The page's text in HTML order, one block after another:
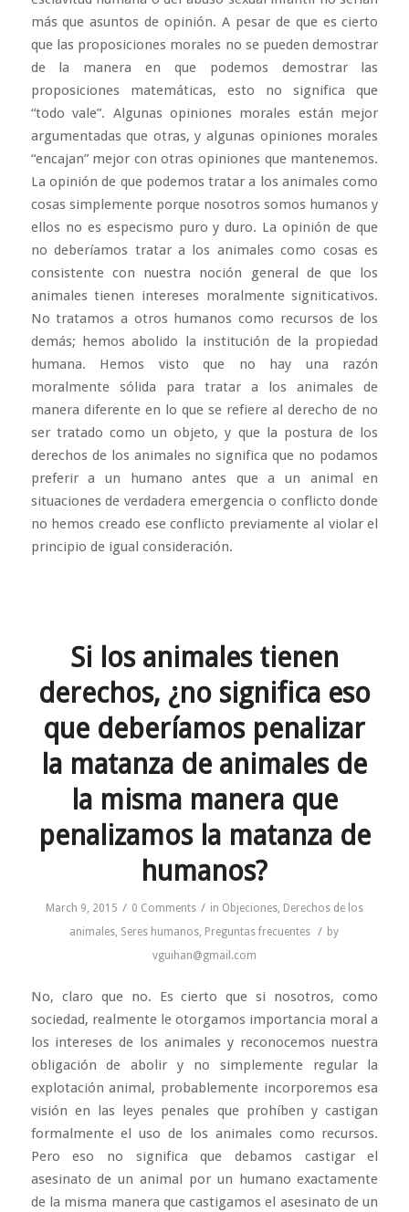
más que asuntos de opinión. A pesar de que es cierto
que las proposiciones morales no se pueden demostrar
de la manera en que podemos demostrar las
proposiciones matemáticas, esto no significa que
“todo vale”. Algunas opiniones morales están mejor
argumentadas que otras, y algunas opiniones morales
“encajan” mejor con otras opiniones que mantenemos.
La opinión de que podemos tratar a los animales como
cosas simplemente porque nosotros somos humanos y
ellos no es especismo puro y duro. La opinión de que
no deberíamos tratar a los animales como cosas es
consistente con nuestra noción general de que los
animales tienen intereses moralmente signiticativos.
No tratamos a otros humanos como recursos de los
demás; hemos abolido la institución de la propiedad
humana. Hemos visto que no hay una razón
moralmente sólida para tratar a los animales de
manera diferente en lo que se refiere al derecho de no
ser tratado como un objeto, y que la postura de los
derechos de los animales no significa que no podamos
preferir a un humano antes que a un animal en
situaciones de verdadera emergencia o conflicto donde
no hemos creado ese conflicto previamente al violar el
principio de igual consideración.
Si los animales tienen
derechos, ¿no significa eso
que deberíamos penalizar
la matanza de animales de
la misma manera que
penalizamos la matanza de
humanos?
March 9, 2015 / 0 Comments / in Objeciones, Derechos de los
animales Seres humanos Preguntas frecuentes / by
vguihan@gmail.com
No, claro que no. Es cierto que si nosotros, como
sociedad, realmente le otorgamos importancia moral a
los intereses de los animales y reconocemos nuestra
obligación de abolir y no simplemente regular la
explotación animal, probablemente incorporemos esa
visión en las leyes penales que prohíben y castigan
formalmente el uso de los animales como recursos.
Pero eso no significa que debamos castigar el
asesinato de un animal por un humano exactamente
de la misma manera que castigamos el asesinato de un